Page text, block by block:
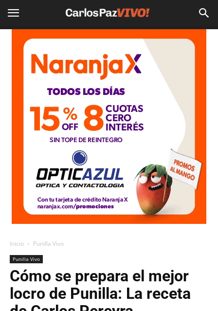
Inicio Punilla Vivo
Punilla Vivo
Cómo se prepara el mejor
locro de Punilla: La receta